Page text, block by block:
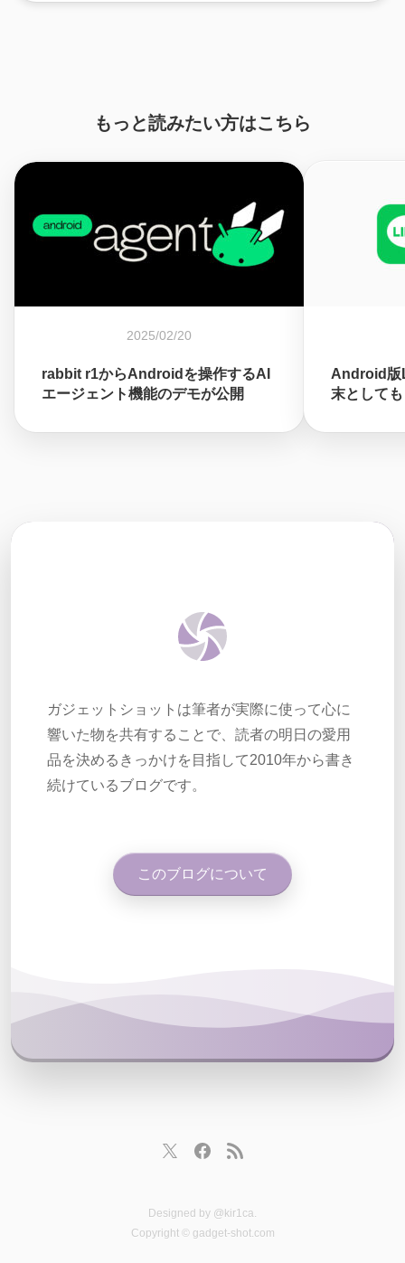
もっと読みたい方はこちら
2025/02/20
rabbit r1からAndroidを操作するAI
エージェント機能のデモが公開
Android版
末として
ガジェットショットは筆者が実際に使って心に
響いた物を共有することで、読者の明日の愛用
品を決めるきっかけを目指して2010年から書き
続けているブログです。
このブログについて
Designed by @kir1ca.
Copyright © gadget-shot.com